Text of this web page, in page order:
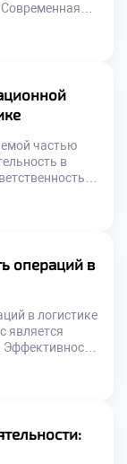
Современная
формируют
не просто
этапа
частью
в
быть
Специалист
при
и запрос
[…]
операций в
в логистике
является
вести к
резервы
отличает
[…]